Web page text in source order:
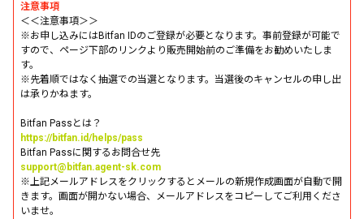
注意事項
＜＜注意事項＞＞
※お申し込みにはBitfan IDのご登録が必要となります。事前登録が可能で
すので、ページ下部のリンクより販売開始前のご準備をお勧めいたしま
す。
※先着順ではなく抽選での当選となります。当選後のキャンセルの申し出
は承りかねます。
Bitfan Passとは？
https://bitfan.id/helps/pass
Bitfan Passに関するお問合せ先
support@bitfan.agent-sk.com
※上記メールアドレスをクリックするとメールの新規作成画面が自動で開
きます。画面が開かない場合、メールアドレスをコピーしてご利用くださ
いませ。